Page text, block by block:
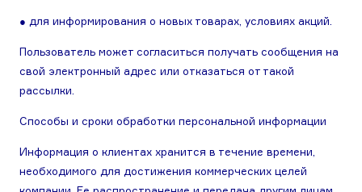
● для информирования о новых товарах, условиях акций.
Пользователь может согласиться получать сообщения на
свой электронный адрес или отказаться от такой
рассылки.
Способы и сроки обработки персональной информации
Информация о клиентах хранится в течение времени,
необходимого для достижения коммерческих целей